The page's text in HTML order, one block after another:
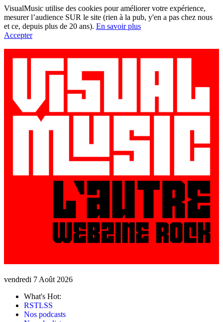
VisualMusic utilise des cookies pour améliorer votre expérience,
mesurer l’audience SUR le site (rien à la pub, y'en a pas chez nous
et ce, depuis plus de 20 ans). En savoir plus
Accepter
vendredi 7 Août 2026
What's Hot:
RSTLSS
Nos podcasts